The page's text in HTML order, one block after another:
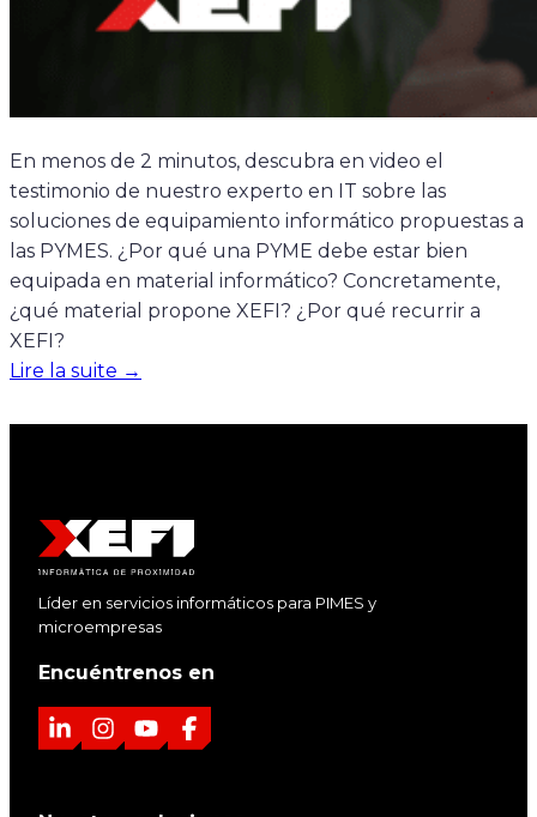
En menos de 2 minutos, descubra en video el
testimonio de nuestro experto en IT sobre las
soluciones de equipamiento informático propuestas a
las PYMES. ¿Por qué una PYME debe estar bien
equipada en material informático? Concretamente,
¿qué material propone XEFI? ¿Por qué recurrir a
XEFI?
Lire la suite →
Líder en servicios informáticos para PIMES y
microempresas
Encuéntrenos en
L
I
Y
F